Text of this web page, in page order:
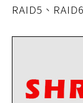
RAID5、